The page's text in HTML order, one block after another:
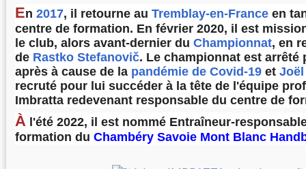
En 2017, il retourne au Tremblay-en-France en
centre de formation. En février 2020, il est
le club, alors avant-dernier du Championnat, en
de Rastko Stefanovič. Le championnat est arrêté
après à cause de la pandémie de Covid-19 et
recruté pour lui succéder à la tête de l'équipe
Imbratta redevenant responsable du centre de
À l'été 2022, il est nommé Entraîneur-
formation du Chambéry Savoie Mont Blanc